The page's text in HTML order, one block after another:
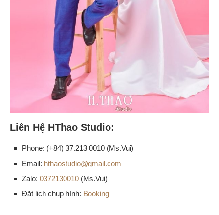
Liên Hệ HThao Studio:
Phone: (+84) 37.213.0010 (Ms.Vui)
Email: hthaostudio@gmail.com
Zalo: 0372130010 (Ms.Vui)
Đặt lịch chụp hình: Booking